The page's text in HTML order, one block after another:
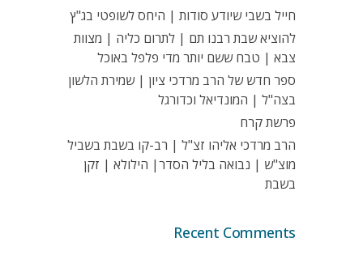
חייל בשבי שיודע סודות | היחס לשופטי בג"ץ
להוציא שבת רבנו תם | לתרום כליה | מצוות
צבא | טבח ששם יותר מדי פלפל באוכל
ספר חדש של הרב מרדכי ציון | שמירת הלשון
בצה"ל | המונדיאל וכדורגל
פרשת קרח
הרב מרדכי אליהו זצ"ל | רב-קו בשבת בשביל
מוצ"ש | נבואה בליל הסדר| הילולא | זקן
בשבת
Recent Comments